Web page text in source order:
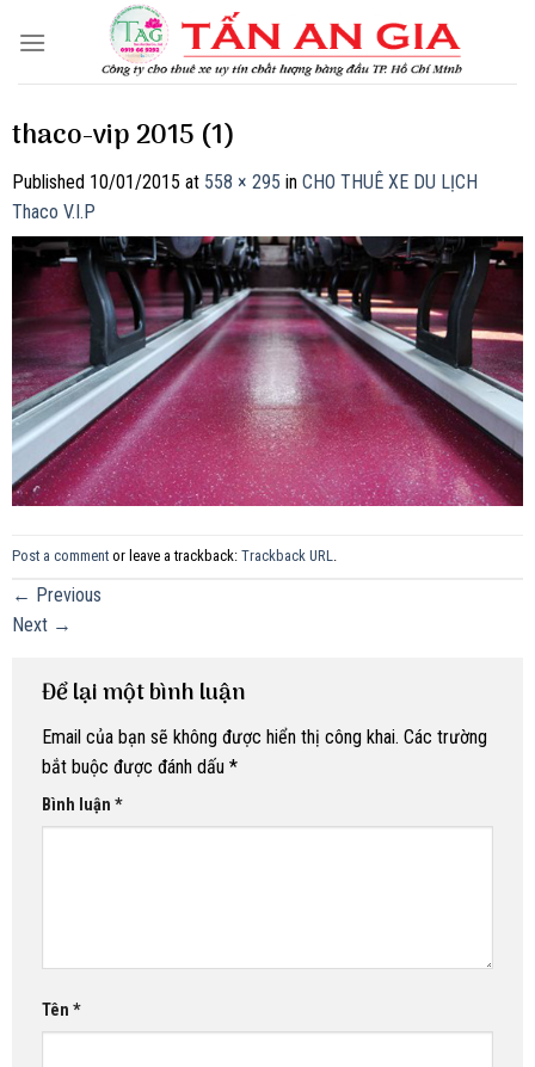
thaco-vip 2015 (1)
Published 10/01/2015 at 558 × 295 in CHO THUÊ XE DU LỊCH
Thaco V.I.P
Post a comment or leave a trackback: Trackback URL
← Previous
Next →
Để lại một bình luận
Email của bạn sẽ không được hiển thị công khai. Các trường
bắt buộc được đánh dấu *
Bình luận *
Tên *